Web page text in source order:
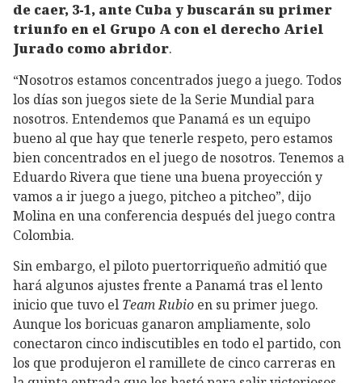
de caer, 3-1, ante Cuba y buscarán su primer
triunfo en el Grupo A con el derecho Ariel
Jurado como abridor.
“Nosotros estamos concentrados juego a juego. Todos
los días son juegos siete de la Serie Mundial para
nosotros. Entendemos que Panamá es un equipo
bueno al que hay que tenerle respeto, pero estamos
bien concentrados en el juego de nosotros. Tenemos a
Eduardo Rivera que tiene una buena proyección y
vamos a ir juego a juego, pitcheo a pitcheo”, dijo
Molina en una conferencia después del juego contra
Colombia.
Sin embargo, el piloto puertorriqueño admitió que
hará algunos ajustes frente a Panamá tras el lento
inicio que tuvo el Team Rubio en su primer juego.
Aunque los boricuas ganaron ampliamente, solo
conectaron cinco indiscutibles en todo el partido, con
los que produjeron el ramillete de cinco carreras en